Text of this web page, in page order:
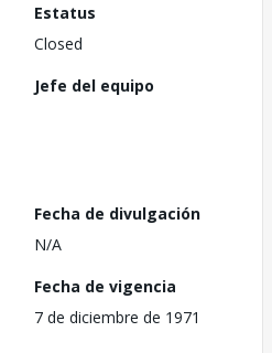
Estatus
Closed
Jefe del equipo
Fecha de divulgación
N/A
Fecha de vigencia
7 de diciembre de 1971